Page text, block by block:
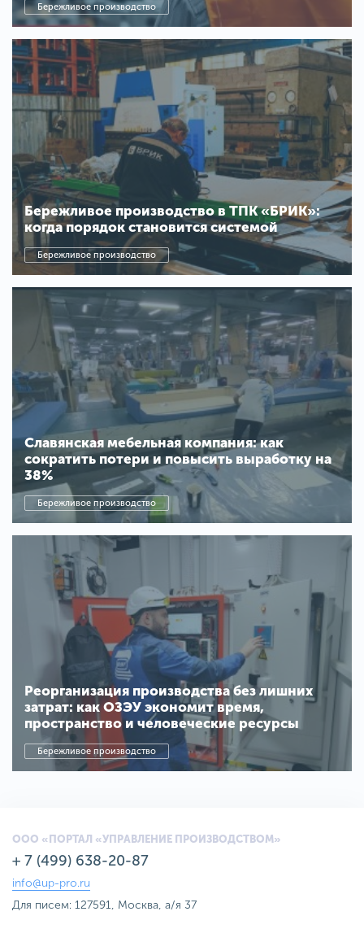
Бережливое производство
Бережливое производство в ТПК «БРИК»:
когда порядок становится системой
Бережливое производство
Славянская мебельная компания: как
сократить потери и повысить выработку на
38%
Бережливое производство
Реорганизация производства без лишних
затрат: как ОЗЭУ экономит время,
пространство и человеческие ресурсы
Бережливое производство
ООО «ПОРТАЛ «УПРАВЛЕНИЕ ПРОИЗВОДСТВОМ»
+ 7 (499) 638-20-87
info@up-pro.ru
Для писем: 127591, Москва, а/я 37